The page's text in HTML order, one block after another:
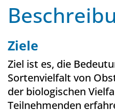
Ziele
Ziel ist es, die
Sortenvielfalt von
der biologischen
Teilnehmenden